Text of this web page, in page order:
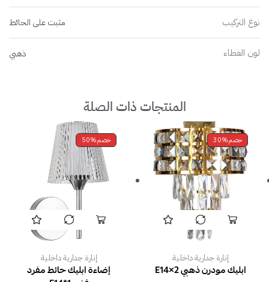
نوع التركيب مثبت على الحائط
لون الغطاء ذهبي
المنتجات ذات الصلة
خصم30%
إنارة جدارية داخلية
ابليك مودرن ذهبي E14×2
خصم50%
إنارة جدارية داخلية
إضاءة ابليك حائط مفرد